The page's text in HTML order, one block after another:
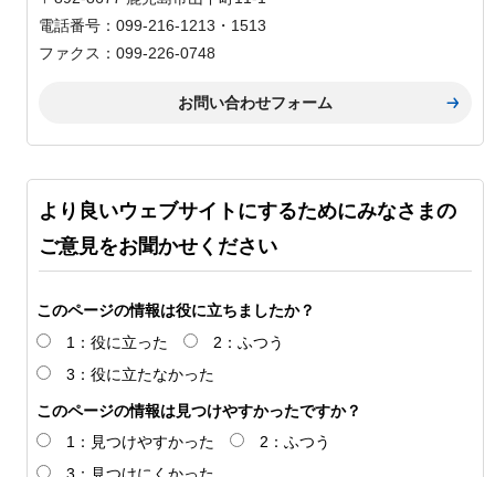
電話番号：099-216-1213・1513
ファクス：099-226-0748
より良いウェブサイトにするためにみなさまの
ご意見をお聞かせください
このページの情報は役に立ちましたか？
1：役に立った
2：ふつう
3：役に立たなかった
このページの情報は見つけやすかったですか？
1：見つけやすかった
2：ふつう